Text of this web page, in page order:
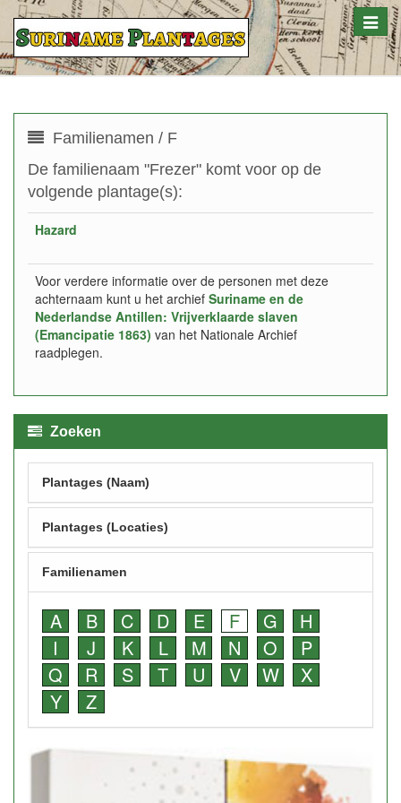
Toggle
Familienamen / F
De familienaam "Frezer" komt voor op de
volgende plantage(s):
Hazard
Voor verdere informatie over de personen met deze
achternaam kunt u het archief Suriname en de
Nederlandse Antillen: Vrijverklaarde slaven
(Emancipatie 1863) van het Nationale Archief
raadplegen.
Zoeken
Plantages (Naam)
Plantages (Locaties)
Familienamen
A B C D E F G
H
I
J K L M N O
P
Q
R S T U V W
X
Y
Z